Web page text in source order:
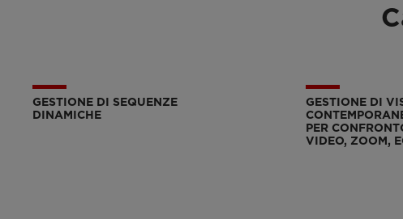
GESTIONE DI SEQUENZE
DINAMICHE
GESTIONE DI
PER
VIDEO, ZOOM,